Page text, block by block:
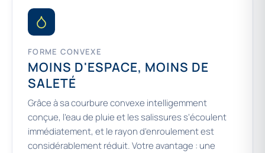
FORME CONVEXE
MOINS D'ESPACE, MOINS DE
SALETÉ
Grâce à sa courbure convexe intelligemment
conçue, l'eau de pluie et les salissures s'écoulent
immédiatement, et le rayon d'enroulement est
considérablement réduit. Votre avantage : une